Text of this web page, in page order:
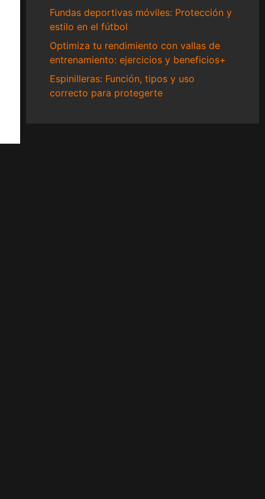
Fundas deportivas móviles: Protección y
estilo en el fútbol
Optimiza tu rendimiento con vallas de
entrenamiento: ejercicios y beneficios+
Espinilleras: Función, tipos y uso
correcto para protegerte